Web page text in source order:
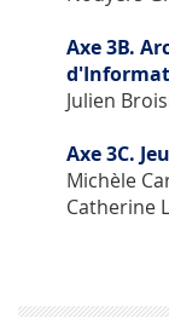
Axe 3B.
Julien
Axe 3C.
Michèle
Catherine